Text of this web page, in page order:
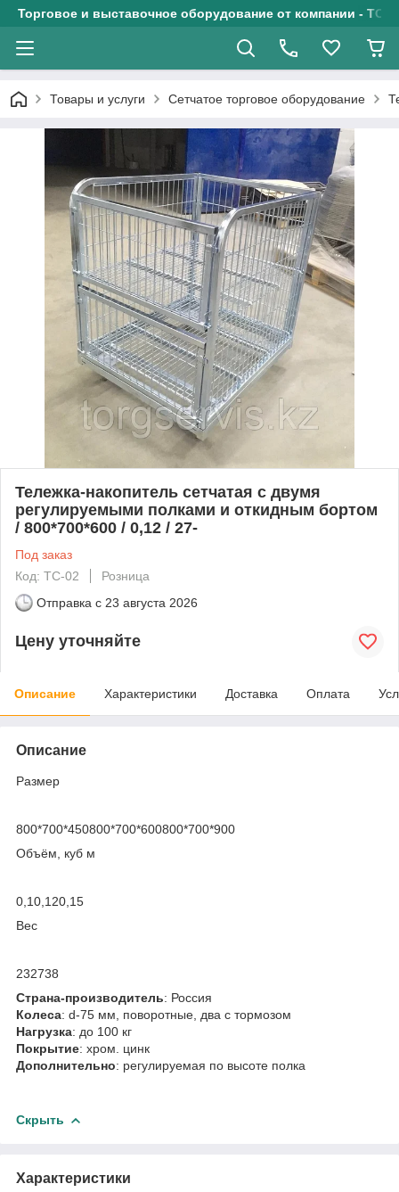
Торговое и выставочное оборудование от компании - ТОО
Товары и услуги Сетчатое торговое оборудование
Тележка-накопитель сетчатая с двумя
регулируемыми полками и откидным бортом
/ 800*700*600 / 0,12 / 27-
Под заказ
Код: ТС-02
Розница
Отправка с 23 августа 2026
Цену уточняйте
Описание Характеристики Доставка Оплата
Описание
Размер
800*700*450800*700*600800*700*900
Объём, куб м
0,10,120,15
Вес
232738
Страна-производитель: Россия
Колеса: d-75 мм, поворотные, два с тормозом
Нагрузка: до 100 кг
Покрытие: хром. цинк
Дополнительно: регулируемая по высоте полка
Скрыть
Характеристики